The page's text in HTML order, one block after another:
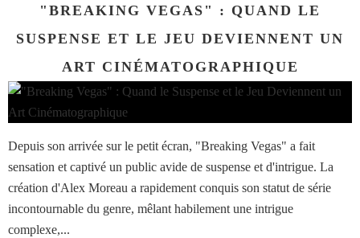
"BREAKING VEGAS" : QUAND LE
SUSPENSE ET LE JEU DEVIENNENT UN
ART CINÉMATOGRAPHIQUE
Depuis son arrivée sur le petit écran, "Breaking Vegas" a fait
sensation et captivé un public avide de suspense et d'intrigue. La
création d'Alex Moreau a rapidement conquis son statut de série
incontournable du genre, mêlant habilement une intrigue
complexe,...